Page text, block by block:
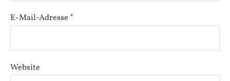
E-Mail-Adresse *
Website